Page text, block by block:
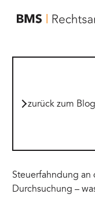
zur Startseite von
zurück zum Blog
Steuerfahndung an
Durchsuchung –